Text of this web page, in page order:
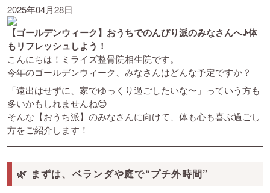
2025年04月28日
【ゴールデンウィーク】おうちでのんびり派のみなさんへ♪体
もリフレッシュしよう！
こんにちは！ミライズ整骨院相生院です。
今年のゴールデンウィーク、みなさんはどんな予定ですか？
「遠出はせずに、家でゆっくり過ごしたいな〜」っていう方も
多いかもしれませんね😊
そんな【おうち派】のみなさんに向けて、体も心も喜ぶ過ごし
方をご紹介します！
🌿 まずは、ベランダや庭で“プチ外時間”